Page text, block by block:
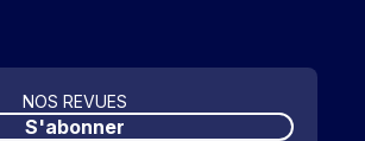
NOS REVUES
S'abonner